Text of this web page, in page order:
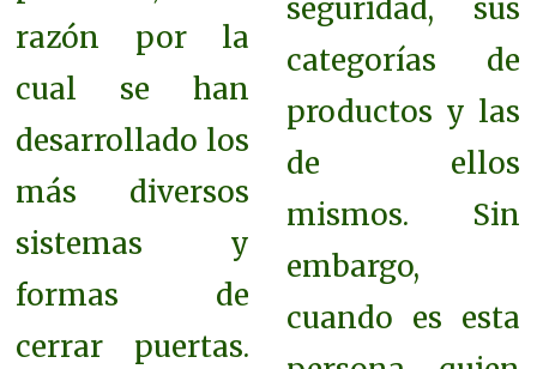
razón por la
cual se han
desarrollado los
más diversos
sistemas y
formas de
cerrar puertas.
seguridad, sus
categorías de
productos y las
de ellos
mismos. Sin
embargo,
cuando es esta